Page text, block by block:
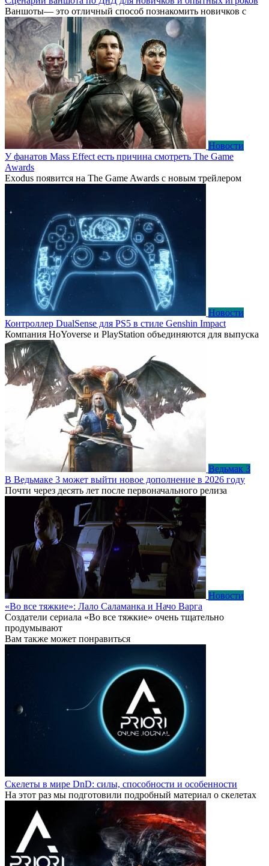
Ваншоты— это отличный способ познакомить новичков с
Новости
У фанатов Mass Effect есть причина смотреть The Game
Awards
Exodus появится на The Game Awards с новым трейлером
Новости
Контроллер DualSense для PS5 в стиле Genshin Impact
Компания HoYoverse и PlayStation объединяются для выпуска
Ведьмак 3
В Ведьмаке 3 может выйти новое дополнение в 2026 году
Почти через десять лет после первоначального релиза
Новости
«Во все тяжкие»: Лало Саламанка и Начо Варга
Создатели сериала «Во все тяжкие» очень тщательно
продумывают
Вам также может понравиться
Скелеты в мире DnD: силы, способности и особенности
На этот раз мы подготовили подробный материал о скелетах